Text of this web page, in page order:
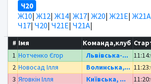
Ч20
Ж10| Ж12| Ж14| Ж17| Ж20| Ж21Е| Ж21А
Ч17| Ч20| Ч21Е| Ч21А|
# Імя Команда,клуб
1 Нотченко Єгор Львівська-...
2 Новосад Ілля Волинська,...
3 Яговкін Ілля Київська, ...